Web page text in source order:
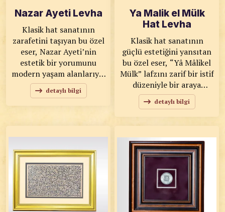
Nazar Ayeti Levha
Klasik hat sanatının
zarafetini taşıyan bu özel
eser, Nazar Ayeti’nin
estetik bir yorumunu
modern yaşam alanlarıyla
buluşturuyor. Gümüş
tonlu işleme detayları,
klasik ahşap çerçevesi ve
dekoratif bir atmosfer
sunar. KOD: 0106
SANATKÂR: Ahmet Zeki
YAVAŞ ÖLÇÜLER: 40x51
ESER ÖZELLİKLERİ:
Gümüş Koleksiyon,
Orijinal
detaylı bilgi
Ya Malik el Mülk
Hat Levha
Klasik hat sanatının
güçlü estetiğini yansıtan
bu özel eser, “Yâ Mâlikel
Mülk” lafzını zarif bir istif
düzeniyle bir araya
getiriyor. Geleneksel yazı
formu, dengeli
renk geçişleri sayesinde
hem manevi hem de
dekoratif bir atmosfer
oluşturur. KOD: 0109
SANATKÂR: Ahmet Zeki
YAVAŞ ÖLÇÜLER: 48x58
ESER ÖZELLİKLERİ: Özel
Baskı
detaylı bilgi